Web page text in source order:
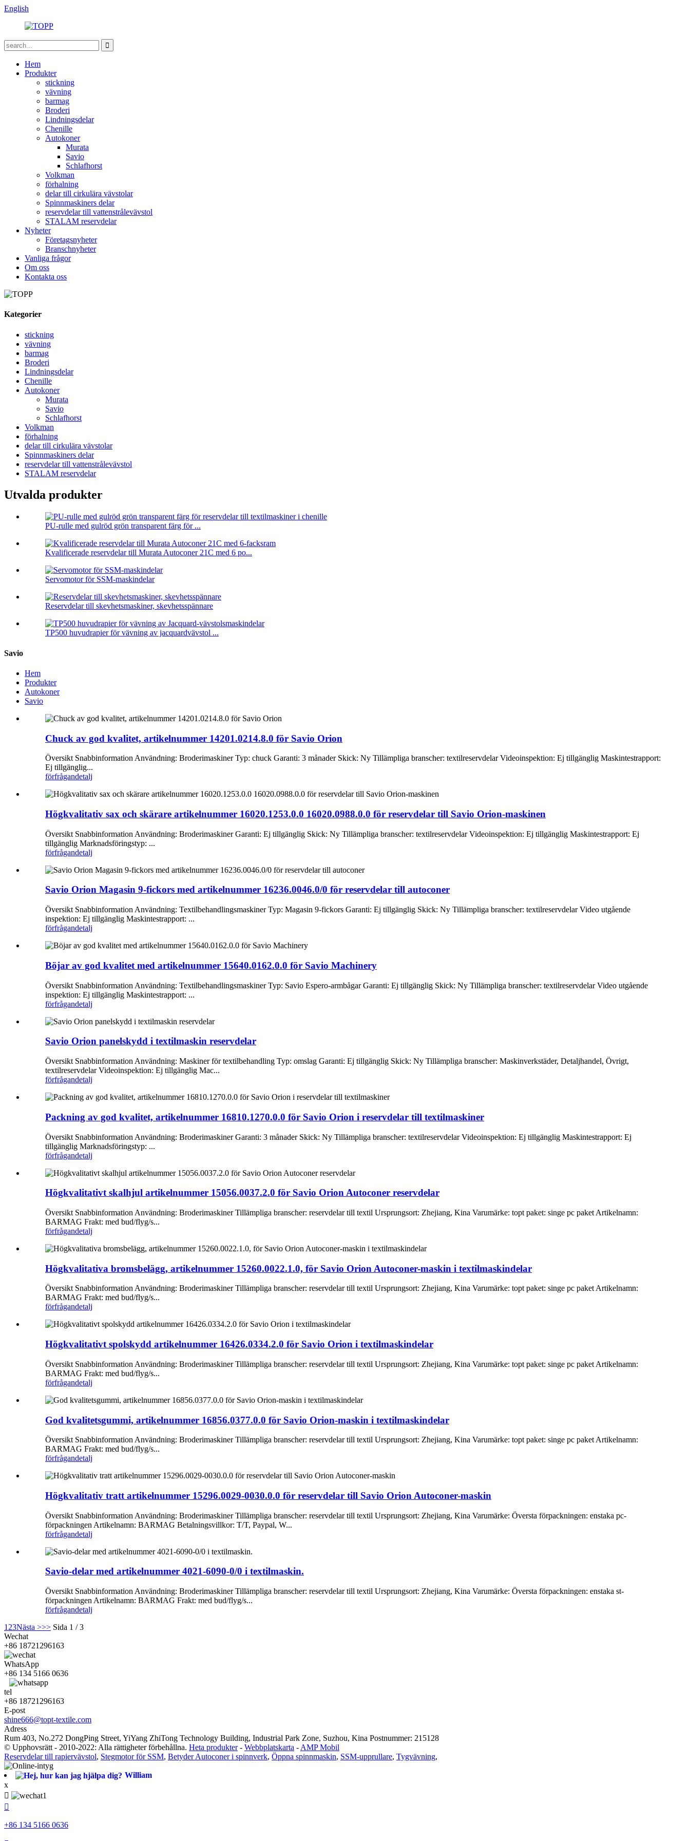
English
Hem
Produkter
stickning
vävning
barmag
Broderi
Lindningsdelar
Chenille
Autokoner
Murata
Savio
Schlafhorst
Volkman
förhalning
delar till cirkulära vävstolar
Spinnmaskiners delar
reservdelar till vattenstrålevävstol
STALAM reservdelar
Nyheter
Företagsnyheter
Branschnyheter
Vanliga frågor
Om oss
Kontakta oss
Kategorier
stickning
vävning
barmag
Broderi
Lindningsdelar
Chenille
Autokoner
Murata
Savio
Schlafhorst
Volkman
förhalning
delar till cirkulära vävstolar
Spinnmaskiners delar
reservdelar till vattenstrålevävstol
STALAM reservdelar
Utvalda produkter
PU-rulle med gulröd grön transparent färg för ...
Kvalificerade reservdelar till Murata Autoconer 21C med 6 po...
Servomotor för SSM-maskindelar
Reservdelar till skevhetsmaskiner, skevhetsspännare
TP500 huvudrapier för vävning av jacquardvävstol ...
Savio
Hem
Produkter
Autokoner
Savio
Chuck av god kvalitet, artikelnummer 14201.0214.8.0 för Savio Orion
Översikt Snabbinformation Användning: Broderimaskiner Typ: chuck Garanti: 3 månader Skick: Ny Tillämpliga branscher: textilreservdelar Videoinspektion: Ej tillgänglig Maskintestrapport:
Ej tillgänglig...
förfrågandetalj
Högkvalitativ sax och skärare artikelnummer 16020.1253.0.0 16020.0988.0.0 för reservdelar till Savio Orion-maskinen
Översikt Snabbinformation Användning: Broderimaskiner Garanti: Ej tillgänglig Skick: Ny Tillämpliga branscher: textilreservdelar Videoinspektion: Ej tillgänglig Maskintestrapport: Ej
tillgänglig Marknadsföringstyp: ...
förfrågandetalj
Savio Orion Magasin 9-fickors med artikelnummer 16236.0046.0/0 för reservdelar till autoconer
Översikt Snabbinformation Användning: Textilbehandlingsmaskiner Typ: Magasin 9-fickors Garanti: Ej tillgänglig Skick: Ny Tillämpliga branscher: textilreservdelar Video utgående
inspektion: Ej tillgänglig Maskintestrapport: ...
förfrågandetalj
Böjar av god kvalitet med artikelnummer 15640.0162.0.0 för Savio Machinery
Översikt Snabbinformation Användning: Textilbehandlingsmaskiner Typ: Savio Espero-armbågar Garanti: Ej tillgänglig Skick: Ny Tillämpliga branscher: textilreservdelar Video utgående
inspektion: Ej tillgänglig Maskintestrapport: ...
förfrågandetalj
Savio Orion panelskydd i textilmaskin reservdelar
Översikt Snabbinformation Användning: Maskiner för textilbehandling Typ: omslag Garanti: Ej tillgänglig Skick: Ny Tillämpliga branscher: Maskinverkstäder, Detaljhandel, Övrigt,
textilreservdelar Videoinspektion: Ej tillgänglig Mac...
förfrågandetalj
Packning av god kvalitet, artikelnummer 16810.1270.0.0 för Savio Orion i reservdelar till textilmaskiner
Översikt Snabbinformation Användning: Broderimaskiner Garanti: 3 månader Skick: Ny Tillämpliga branscher: textilreservdelar Videoinspektion: Ej tillgänglig Maskintestrapport: Ej
tillgänglig Marknadsföringstyp: ...
förfrågandetalj
Högkvalitativt skalhjul artikelnummer 15056.0037.2.0 för Savio Orion Autoconer reservdelar
Översikt Snabbinformation Användning: Broderimaskiner Tillämpliga branscher: reservdelar till textil Ursprungsort: Zhejiang, Kina Varumärke: topt paket: singe pc paket Artikelnamn:
BARMAG Frakt: med bud/flyg/s...
förfrågandetalj
Högkvalitativa bromsbelägg, artikelnummer 15260.0022.1.0, för Savio Orion Autoconer-maskin i textilmaskindelar
Översikt Snabbinformation Användning: Broderimaskiner Tillämpliga branscher: reservdelar till textil Ursprungsort: Zhejiang, Kina Varumärke: topt paket: singe pc paket Artikelnamn:
BARMAG Frakt: med bud/flyg/s...
förfrågandetalj
Högkvalitativt spolskydd artikelnummer 16426.0334.2.0 för Savio Orion i textilmaskindelar
Översikt Snabbinformation Användning: Broderimaskiner Tillämpliga branscher: reservdelar till textil Ursprungsort: Zhejiang, Kina Varumärke: topt paket: singe pc paket Artikelnamn:
BARMAG Frakt: med bud/flyg/s...
förfrågandetalj
God kvalitetsgummi, artikelnummer 16856.0377.0.0 för Savio Orion-maskin i textilmaskindelar
Översikt Snabbinformation Användning: Broderimaskiner Tillämpliga branscher: reservdelar till textil Ursprungsort: Zhejiang, Kina Varumärke: topt paket: singe pc paket Artikelnamn:
BARMAG Frakt: med bud/flyg/s...
förfrågandetalj
Högkvalitativ tratt artikelnummer 15296.0029-0030.0.0 för reservdelar till Savio Orion Autoconer-maskin
Översikt Snabbinformation Användning: Broderimaskiner Tillämpliga branscher: reservdelar till textil Ursprungsort: Zhejiang, Kina Varumärke: Översta förpackningen: enstaka pc-
förpackningen Artikelnamn: BARMAG Betalningsvillkor: T/T, Paypal, W...
förfrågandetalj
Savio-delar med artikelnummer 4021-6090-0/0 i textilmaskin.
Översikt Snabbinformation Användning: Broderimaskiner Tillämpliga branscher: reservdelar till textil Ursprungsort: Zhejiang, Kina Varumärke: Översta förpackningen: enstaka st-
förpackningen Artikelnamn: BARMAG Frakt: med bud/flyg/s...
förfrågandetalj
1 23Nästa >>> Sida 1 / 3
Wechat
+86 18721296163
WhatsApp
+86 134 5166 0636
tel
+86 18721296163
E-post
shine666@topt-textile.com
Adress
Rum 403, No.272 DongPing Street, YiYang ZhiTong Technology Building, Industrial Park Zone, Suzhou, Kina Postnummer: 215128
© Upphovsrätt - 2010-2022: Alla rättigheter förbehållna. Heta produkter- Webbplatskarta - AMP Mobil
Reservdelar till rapiervävstol, Stegmotor för SSM, Betyder Autoconer i spinnverk, Öppna spinnmaskin, SSM-upprullare, Tygvävning,
William
x


+86 134 5166 0636